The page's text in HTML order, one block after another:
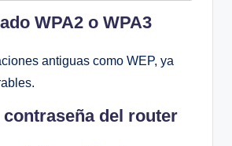
WPA2 o WPA3
antiguas como WEP, ya
contraseña del router